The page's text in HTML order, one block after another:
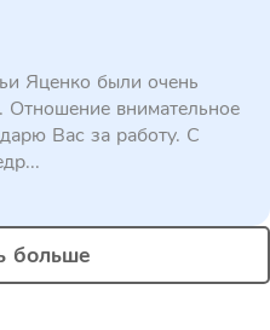
Яценко были очень
Отношение внимательное
Вас за работу. С
больше